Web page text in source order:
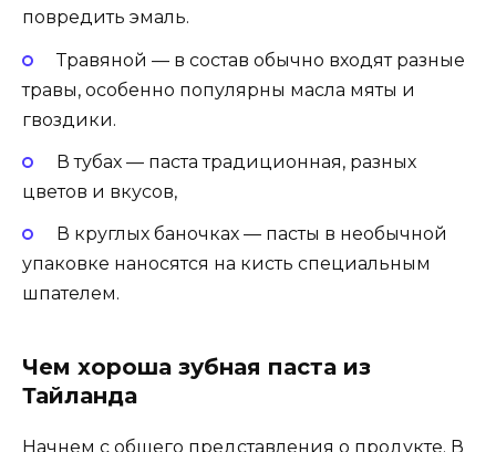
повредить эмаль.
Травяной — в состав обычно входят разные
травы, особенно популярны масла мяты и
гвоздики.
В тубах — паста традиционная, разных
цветов и вкусов,
В круглых баночках — пасты в необычной
упаковке наносятся на кисть специальным
шпателем.
Чем хороша зубная паста из
Тайланда
Начнем с общего представления о продукте. В